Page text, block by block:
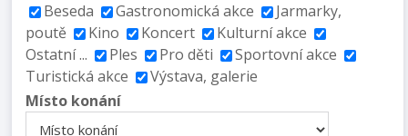
Beseda
Gastronomická akce
Jarmarky,
poutě
Kino Koncert
Kulturní akce
Ostatní ...
Ples Pro děti
Sportovní akce
Turistická akce
Výstava, galerie
Místo konání